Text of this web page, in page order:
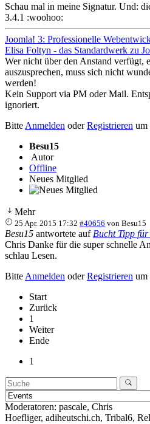
Schau mal in meine Signatur. Und:
3.4.1 :woohoo:
Joomla! 3: Professionelle
Elisa Foltyn - das Standardwerk zu
Wer nicht über den Anstand verfügt,
auszusprechen, muss sich nicht
werden!
Kein Support via PM oder Mail.
ignoriert.
Bitte Anmelden oderRegistrieren um
Besu15
Autor
Offline
Neues Mitglied
Mehr
25 Apr. 2015 17:32 #40656 vonBesu15
Besu15 antwortete auf Bucht Tipp
Chris Danke für die super schnelle
schlau Lesen.
Bitte Anmelden oderRegistrieren um
Start
Zurück
1
Weiter
Ende
1
Moderatoren: pascale, Chris
Hoefliger, adiheutschi.ch, Tribal6,